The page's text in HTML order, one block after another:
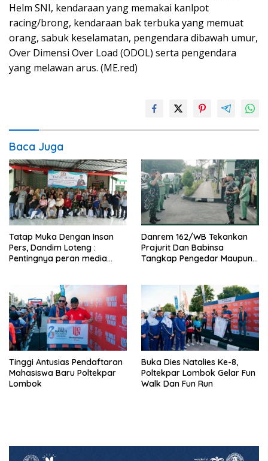
Helm SNI, kendaraan yang memakai kanlpot
racing/brong, kendaraan bak terbuka yang memuat
orang, sabuk keselamatan, pengendara dibawah umur,
Over Dimensi Over Load (ODOL) serta pengendara
yang melawan arus. (ME.red)
Baca Juga
Tatap Muka Dengan Insan
Pers, Dandim Loteng :
Pentingnya peran media
obyektif
Danrem 162/WB Tekankan
Prajurit Dan Babinsa
Tangkap Pengedar Maupun
Tinggi Antusias Pendaftaran
Mahasiswa Baru Poltekpar
Lombok
Buka Dies Natalies Ke-8,
Poltekpar Lombok Gelar Fun
Walk Dan Fun Run